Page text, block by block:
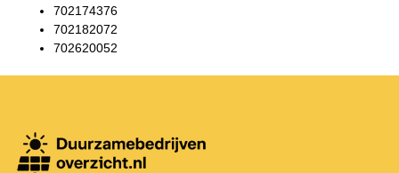
702174376
702182072
702620052